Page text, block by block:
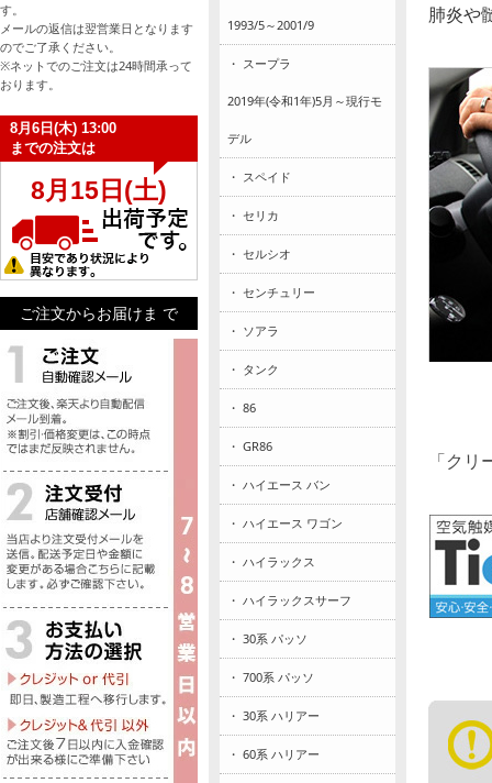
肺炎や
「ク
す。
メールの返信は翌営業日となります
のでご了承ください。
※ネットでのご注文は24時間承って
おります。
ご注文からお届けま で
1993/5～2001/9
・ スープラ
2019年(令和1年)5月～現行モ
デル
・ スペイド
・ セリカ
・ セルシオ
・ センチュリー
・ ソアラ
・ タンク
・ 86
・ GR86
・ ハイエース バン
・ ハイエース ワゴン
・ ハイラックス
・ ハイラックスサーフ
・ 30系 パッソ
・ 700系 パッソ
・ 30系 ハリアー
・ 60系 ハリアー